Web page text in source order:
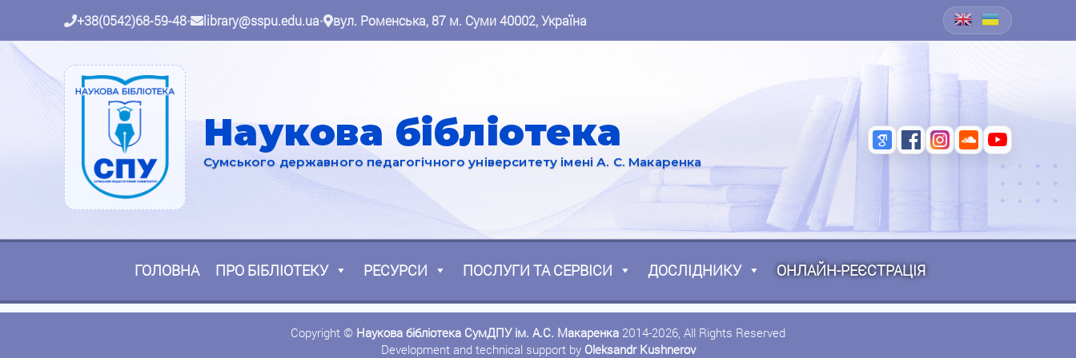
+38(0542)68-59-48• library@sspu.edu.ua• вул. Роменська, 87 м. Суми 40002, Україна
Наукова бібліотека
Сумського державного педагогічного університету імені А. С. Макаренка
ГОЛОВНА ПРО БІБЛІОТЕКУ РЕСУРСИ ПОСЛУГИ ТА СЕРВІСИ ДОСЛІДНИКУ ОНЛАЙН-РЕЄСТРАЦІЯ
Copyright © Наукова бібліотека СумДПУ ім. А.С. Макаренка 2014-2026, All Rights Reserved
Development and technical support by Oleksandr Kushnerov